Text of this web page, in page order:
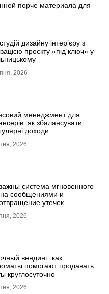
порче материала для
дизайну інтер’єру з
проєкту «під ключ» у
2026
менеджмент для
як збалансувати
доходи
2026
система мгновенного
сообщениями и
утечек
2026
вендинг: как
помогают продавать
круглосуточно
2026